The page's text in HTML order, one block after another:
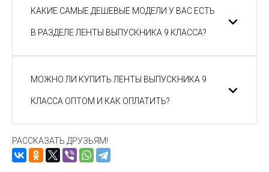
КАКИЕ САМЫЕ ДЕШЕВЫЕ МОДЕЛИ У ВАС ЕСТЬ
В РАЗДЕЛЕ ЛЕНТЫ ВЫПУСКНИКА 9 КЛАССА?
МОЖНО ЛИ КУПИТЬ ЛЕНТЫ ВЫПУСКНИКА 9
КЛАССА ОПТОМ И КАК ОПЛАТИТЬ?
РАССКАЗАТЬ ДРУЗЬЯМ!